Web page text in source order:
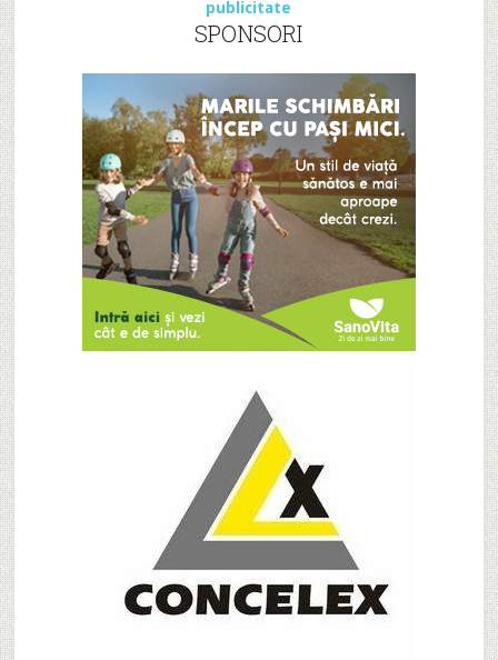
publicitate
SPONSORI